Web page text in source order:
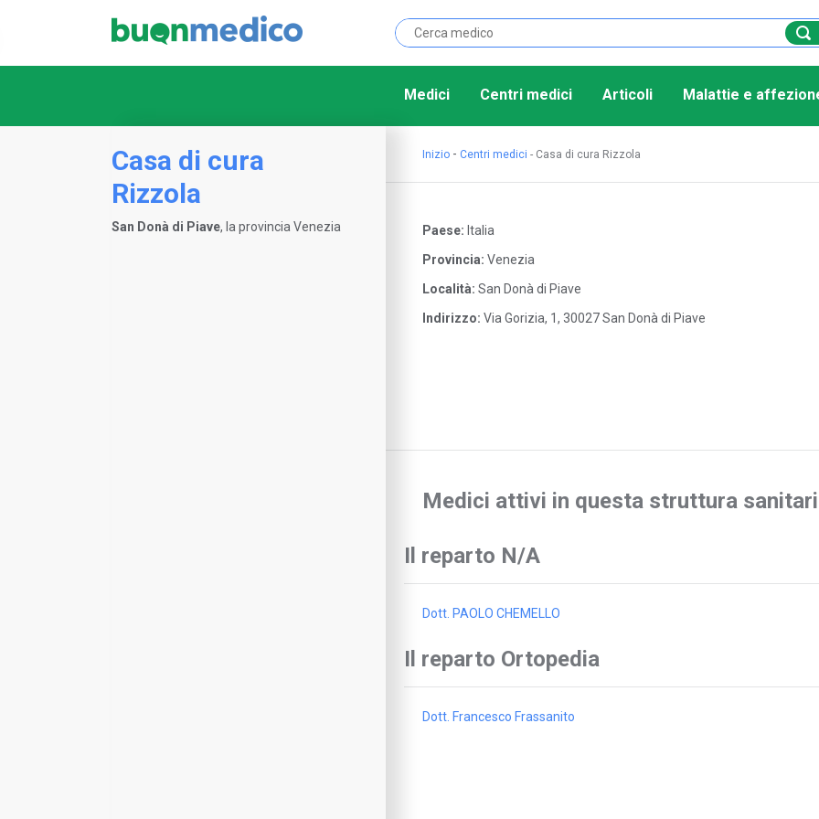
Medici Centri medici Articoli Malattie e
Casa di cura
Rizzola
San Donà di Piave, la provincia Venezia
Inizio - Centri medici - Casa di cura Rizzola
Paese: Italia
Provincia: Venezia
Località: San Donà di Piave
Indirizzo: Via Gorizia, 1, 30027 San Donà di Piave
Medici attivi in questa struttura
Il reparto N/A
Dott. PAOLO CHEMELLO
Il reparto Ortopedia
Dott. Francesco Frassanito